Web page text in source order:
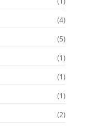
(4)
(5)
(1)
(1)
(1)
(2)